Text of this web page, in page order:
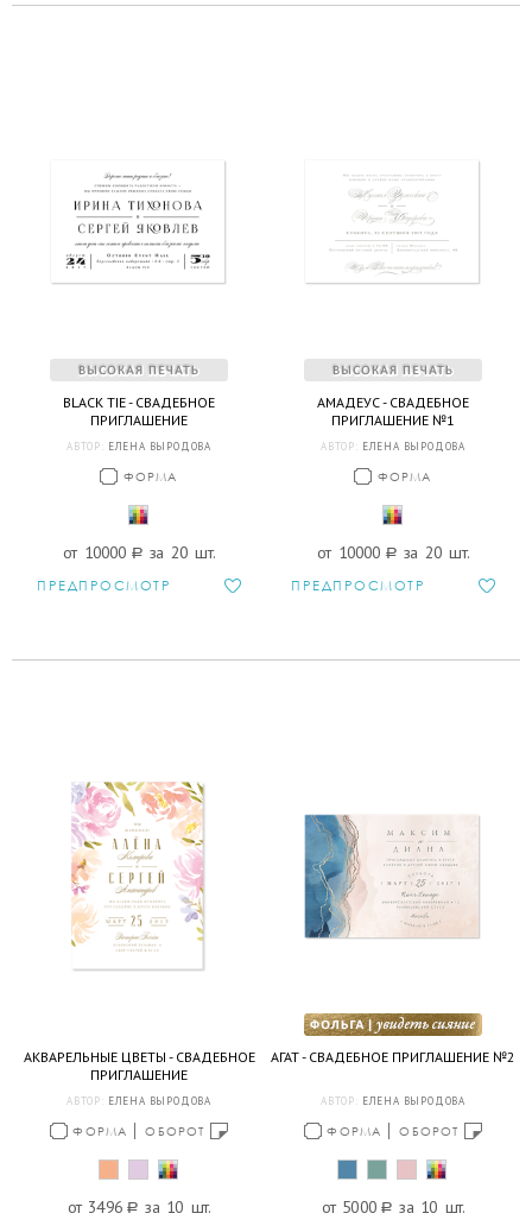
BLACK TIE - СВАДЕБНОЕ
ПРИГЛАШЕНИЕ
АВТОР: ЕЛЕНА ВЫРОДОВА
ФОРМА
от 10000 aза 20 шт.
ПРЕДПРОСМОТР
АМАДЕУС - СВАДЕБНОЕ
ПРИГЛАШЕНИЕ №1
АВТОР: ЕЛЕНА ВЫРОДОВА
ФОРМА
от 10000 aза 20 шт.
ПРЕДПРОСМОТР
АКВАРЕЛЬНЫЕ ЦВЕТЫ - СВАДЕБНОЕ
ПРИГЛАШЕНИЕ
АВТОР: ЕЛЕНА ВЫРОДОВА
ФОРМА ОБОРОТ
от 3496 a за 10 шт.
АГАТ - СВАДЕБНОЕ ПРИГЛАШЕНИЕ №2
АВТОР: ЕЛЕНА ВЫРОДОВА
ФОРМА ОБОРОТ
от 5000 a за 10 шт.